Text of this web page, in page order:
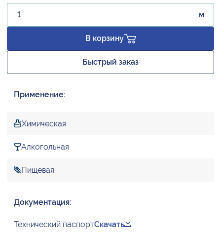
м
В корзину
Быстрый заказ
Применение:
Химическая
Алкогольная
Пищевая
Документация:
Технический паспортСкачать